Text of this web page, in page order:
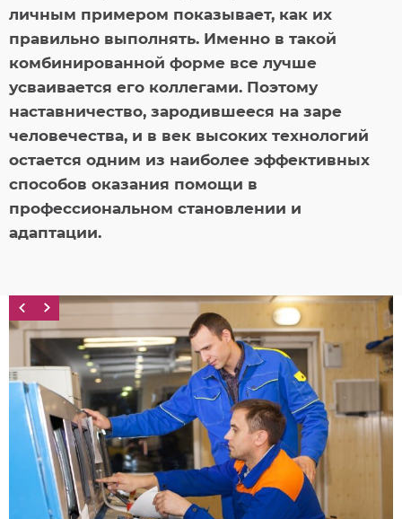
личным примером показывает, как их
правильно выполнять. Именно в такой
комбинированной форме все лучше
усваивается его коллегами. Поэтому
наставничество, зародившееся на заре
человечества, и в век высоких технологий
остается одним из наиболее эффективных
способов оказания помощи в
профессиональном становлении и
адаптации.